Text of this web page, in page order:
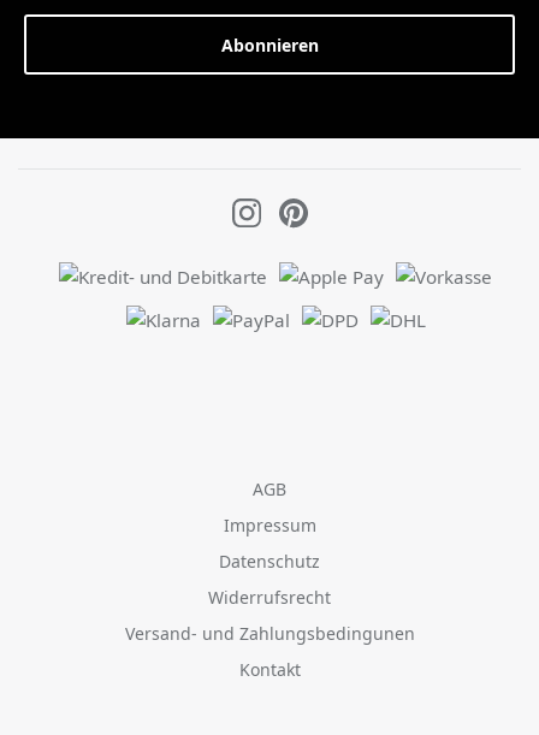
Abonnieren
AGB
Impressum
Datenschutz
Widerrufsrecht
Versand- und Zahlungsbedingunen
Kontakt